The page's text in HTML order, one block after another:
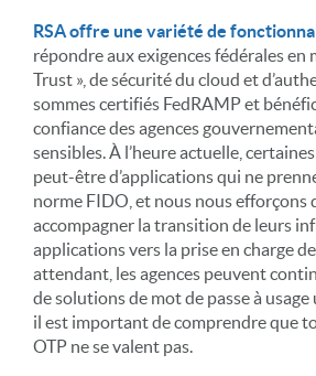
RSA offre une variété de
répondre aux exigences fédérales en
Trust », de sécurité du cloud et
sommes certifiés FedRAMP et
confiance des agences
sensibles. À l’heure actuelle,
peut-être d’applications qui ne
norme FIDO, et nous nous efforçons
accompagner la transition de leurs
applications vers la prise en charge
attendant, les agences peuvent
de solutions de mot de passe à usage
il est important de comprendre que
OTP ne se valent pas.